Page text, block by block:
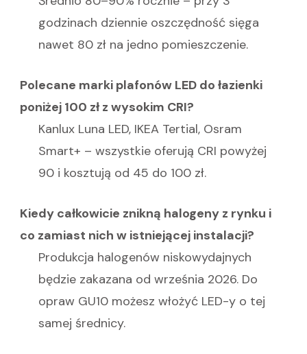
godzinach dziennie oszczędność sięga
nawet 80 zł na jedno pomieszczenie.
Polecane marki plafonów LED do łazienki
poniżej 100 zł z wysokim CRI?
Kanlux Luna LED, IKEA Tertial, Osram
Smart+ – wszystkie oferują CRI powyżej
90 i kosztują od 45 do 100 zł.
Kiedy całkowicie znikną halogeny z rynku i
co zamiast nich w istniejącej instalacji?
Produkcja halogenów niskowydajnych
będzie zakazana od września 2026. Do
opraw GU10 możesz włożyć LED-y o tej
samej średnicy.